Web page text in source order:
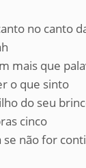
no canto
mais que
o que sinto
do seu
cinco
se não for